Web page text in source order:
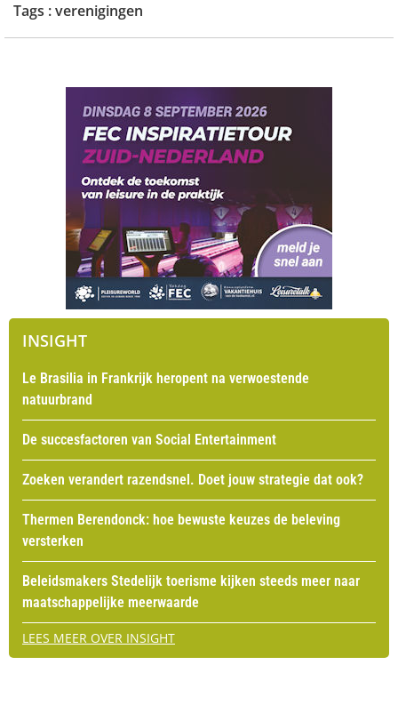
Tags :verenigingen
INSIGHT
Le Brasilia in Frankrijk heropent na verwoestende
natuurbrand
De succesfactoren van Social Entertainment
Zoeken verandert razendsnel. Doet jouw strategie dat ook?
Thermen Berendonck: hoe bewuste keuzes de beleving
versterken
Beleidsmakers Stedelijk toerisme kijken steeds meer naar
maatschappelijke meerwaarde
LEES MEER OVER INSIGHT